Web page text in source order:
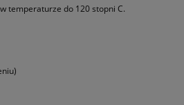
temperaturze do 120 stopni C.